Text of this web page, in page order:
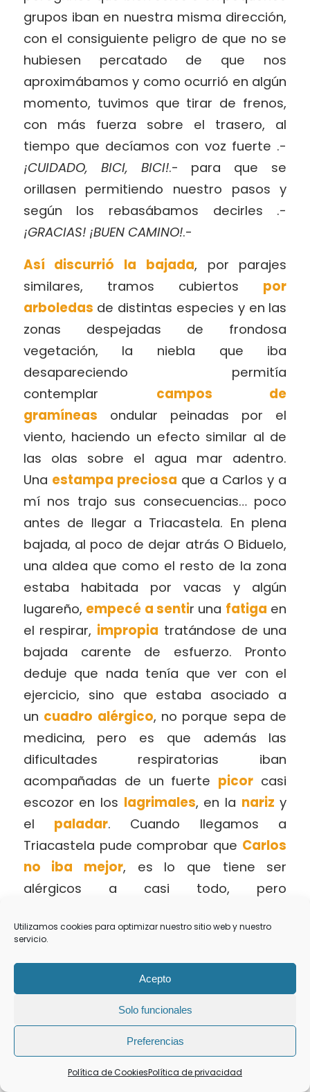
Utilizamos cookies para optimizar nuestro sitio web y nuestro
servicio.
Acepto
Solo funcionales
Preferencias
Política de CookiesPolítica de privacidad
grupos iban en nuestra misma dirección,
con el consiguiente peligro de que no se
hubiesen percatado de que nos
aproximábamos y como ocurrió en algún
momento, tuvimos que tirar de frenos,
con más fuerza sobre el trasero, al
tiempo que decíamos con voz fuerte .-
¡CUIDADO, BICI, BICI!.- para que se
orillasen permitiendo nuestro pasos y
según los rebasábamos decirles .-
¡GRACIAS! ¡BUEN CAMINO!.-
Así discurrió la bajada, por parajes
similares, tramos cubiertos por
arboledas de distintas especies y en las
zonas despejadas de frondosa
vegetación, la niebla que iba
desapareciendo permitía
contemplar campos de
gramíneas ondular peinadas por el
viento, haciendo un efecto similar al de
las olas sobre el agua mar adentro.
Una estampa preciosa que a Carlos y a
mí nos trajo sus consecuencias… poco
antes de llegar a Triacastela. En plena
bajada, al poco de dejar atrás O Biduelo,
una aldea que como el resto de la zona
estaba habitada por vacas y algún
lugareño, empecé a sentir una fatiga en
el respirar, impropia tratándose de una
bajada carente de esfuerzo. Pronto
deduje que nada tenía que ver con el
ejercicio, sino que estaba asociado a
un cuadro alérgico, no porque sepa de
medicina, pero es que además las
dificultades respiratorias iban
acompañadas de un fuerte picor casi
escozor en los lagrimales, en la nariz y
el paladar. Cuando llegamos a
Triacastela pude comprobar que Carlos
no iba mejor, es lo que tiene ser
alérgicos a casi todo, pero
gramíneas…